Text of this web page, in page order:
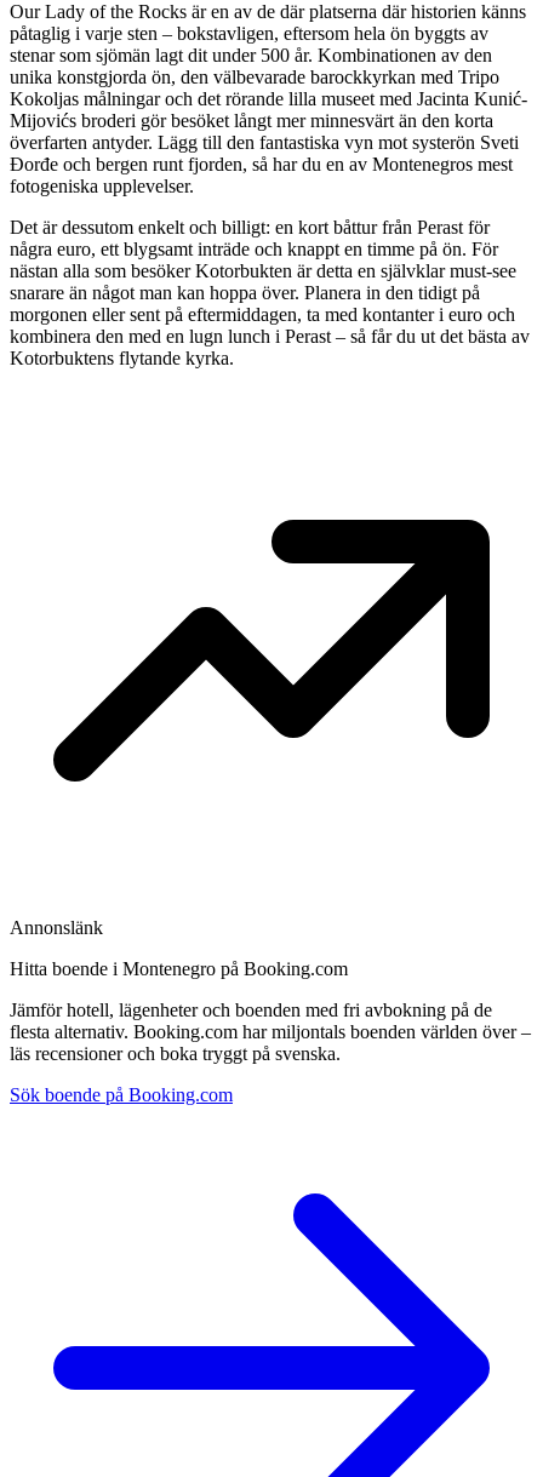
Our Lady of the Rocks är en av de där platserna där historien känns
påtaglig i varje sten – bokstavligen, eftersom hela ön byggts av
stenar som sjömän lagt dit under 500 år. Kombinationen av den
unika konstgjorda ön, den välbevarade barockkyrkan med Tripo
Kokoljas målningar och det rörande lilla museet med Jacinta Kunić-
Mijovićs broderi gör besöket långt mer minnesvärt än den korta
överfarten antyder. Lägg till den fantastiska vyn mot systerön Sveti
Đorđe och bergen runt fjorden, så har du en av Montenegros mest
fotogeniska upplevelser.
Det är dessutom enkelt och billigt: en kort båttur från Perast för
några euro, ett blygsamt inträde och knappt en timme på ön. För
nästan alla som besöker Kotorbukten är detta en självklar must-see
snarare än något man kan hoppa över. Planera in den tidigt på
morgonen eller sent på eftermiddagen, ta med kontanter i euro och
kombinera den med en lugn lunch i Perast – så får du ut det bästa av
Kotorbuktens flytande kyrka.
Annonslänk
Hitta boende i Montenegro på Booking.com
Jämför hotell, lägenheter och boenden med fri avbokning på de
flesta alternativ. Booking.com har miljontals boenden världen över –
läs recensioner och boka tryggt på svenska.
Sök boende på Booking.com